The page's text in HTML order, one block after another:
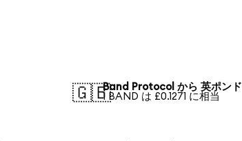
🇬🇧Band Protocol から 英ポンド
1 BAND は £0.1271 に相当